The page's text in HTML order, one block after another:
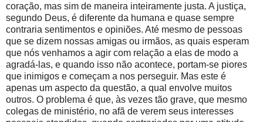
coração, mas sim de maneira inteiramente justa. A justiça,
segundo Deus, é diferente da humana e quase sempre
contraria sentimentos e opiniões. Até mesmo de pessoas
que se dizem nossas amigas ou irmãos, as quais esperam
que nós venhamos a agir com relação a elas de modo a
agradá-las, e quando isso não acontece, portam-se piores
que inimigos e começam a nos perseguir. Mas este é
apenas um aspecto da questão, a qual envolve muitos
outros. O problema é que, às vezes tão grave, que mesmo
colegas de ministério, no afã de verem seus interesses